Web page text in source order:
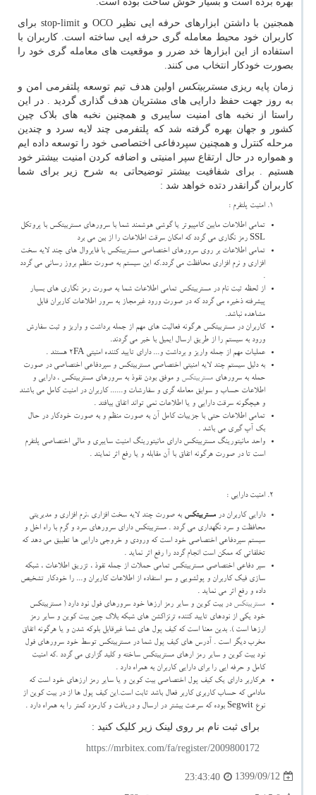
همجنین با داشتن ابزارهای حرفه ایی نظیر OCOوstop-limit برای
کاربران خود محیط معامله گری حرفه ایی ساخته است. کاربران با
استفاده از این ابزارها خد ضرر و موقعیت های معامله گری خود را
بصورت خودکار انتخاب می کنند.
زمان پایه ریزیمستربیتکس اولین هدف تیم توسعه پلتفرمی امن و
به روز جهت حفظ دارایی های مشتریان هدف گذاری گردید . در این
راستا از نخبه های امنیت سایبری و همچنین نخبه های بلاک چین
کشور و جهان بهره گرفته شد که پلتفرمی چند لایه سرد و چندین
مرحله کنترل و همچنین سپردفاعی اختصاصی خود را توسعه داده ایم
و همواره در حال ارتقاع سپر امنیتی و اضافه کردن امنیت بیشتر خود
هستیم . برای شفافیت بیشتر توضیحاتی به شرح زیر برای شما
کاربران گرانقدر دتده خواهد شد :
امنیت پلتفرم :
تمامی اطلاعات مابین کامپیوتر یا گوشی هوشمند شما با سرورهای مستربیتکس با پروتکل
SSL رمز نگاری می گردد که امکان سرقت اطلاعات را از بین می برد
تمامی اطلاعات بر روی سرورهای اختصاصی مستربیتکس با فایروال های چند لایه سخت
افزاری و نرم افزاری محافظت می گردد.که این سیستم به صورت منظم بروز رسانی می گردد
.
از لحظه ثبت نام در مستربیتکس تمامی اطلاعات شما به صورت رمز نگاری های بسیار
پیشرفته ذخیره می گردد که در صورت ورود غیرمجاز به سرور اطلاعات کاربران قابل
مشاهده نباشد.
کاربران در مستربیتکس هرگونه فعالیت های مهم از جمله برداشت و واریز و ثبت سفارش
ورود به سیستم را از طریق ارسال ایمیل با خبر می گردند.
عملیات مهم از جمله واریز و برداشت و... دارای تایید کننده امنیتی 2FA هستند .
به دلیل سیستم چند لایه امنیتی اختصاصی مستربیتکس و سپردفاعی اختصاصی در صورت
حمله به سرورهای مستربیتکس و موفق بودن نفوذ به سرورهای مستربیتکس ، دارایی و
اطلاعات حساب و سوابق معامله گری و سفارشات و...... کاربران در امنیت کامل می باشند
و هیچگونه سرقت دارایی و یا اطلاعات نمی تواند اتفاق بیافتد .
تمامی اطلاعات حتی با جزییات کامل آن به صورت منظم و به صورت خودکار در حال
بک آپ گیری می باشد .
واحد مانیتورینگ مستربیتکس دارای مانیتورینگ امنیت سایبری و مالی اختصاصی پلتفرم
است تا در صورت هرگونه اتفاق با آن مقابله و یا رفع اثر نمایند .
امنیت دارایی :
دارایی کاربران در مستربیتکس به صورت چند لایه سخت افزاری ،نرم افزاری و مدیریتی
محافظت و سرد نگهداری می گردد . مستربیتکس دارای سرورهای سرد و گرم با راه اخل و
سیستم سپردفاعی اختصاصی خود است که ورودی و خروجی دارایی ها تطبیق می دهد که
تخلفاتی که ممکن است انجام گردد را رفع اثر نماید .
سپر دفاعی اختصاصی مستربیتکس تمامی حملات از جمله نفوذ ، تزریق اطلاعات ، شبکه
سازی فیک کاربران و پولشویی و سو استفاده از اطلاعات کاربران و... را خودکار تشخیص
داده و رفع اثر می نماید .
مستربیتکس در بیت کوین و سایر رمز ارزها خود سرورهای فول نود دارد ( مستربیتکس
خود یکی از نودهای تایید کننده ترنزاکشن های شبکه بلاک چین بیت کوین و سایر رمز
ارزها است ). بدین معنا است که کیف پول های شما غیرقابل بلوکه شدن و یا هرگونه اتفاق
مخرب دیگر است . آدرس های کیف پول شما در مستربیتکس توسط خود سرورهای فول
نود بیت کوین و سایر رمز ارهای مستربیتکس ساخته و کلید گزاری می گردد .که امنیت
کامل و حرفه ایی را برای دارایی کاربران به همراه دارد .
هرکاربر دارای یک کیف پول اختصاصی بیت کوین و یا سایر رمز ارزهای خود است که
مادامی که حساب کاربری کاربر فعال باشد ثابت است.این کیف پول ها از در بیت کوین از
نوع Segwit بوده که سرعت بیشتر در ارسال و دریافت و کارمزد کمتر را به همراه دارد .
برای ثبت نام بر روی لینک زیر کلیک کنید :
https://mrbitex.com/fa/register/2009800172
1399/09/12
23:43:40